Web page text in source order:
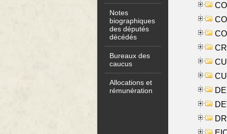
Notes
biographiques
des députés
décédés
Bureaux des
caucus
Allocations et
rémunération